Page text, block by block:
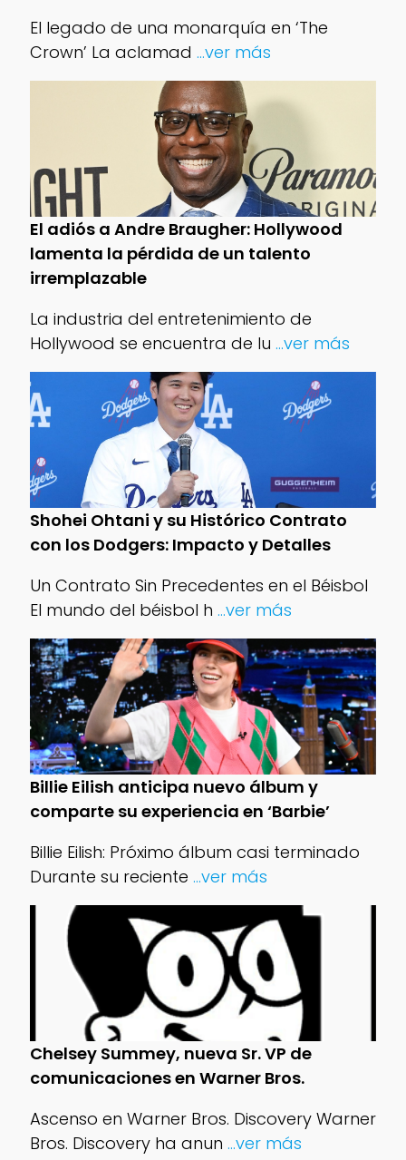
El legado de una monarquía en ‘The
Crown’ La aclamad ...ver más
El adiós a Andre Braugher: Hollywood
lamenta la pérdida de un talento
irremplazable
La industria del entretenimiento de
Hollywood se encuentra de lu ...ver más
Shohei Ohtani y su Histórico Contrato
con los Dodgers: Impacto y Detalles
Un Contrato Sin Precedentes en el Béisbol
El mundo del béisbol h ...ver más
Billie Eilish anticipa nuevo álbum y
comparte su experiencia en ‘Barbie’
Billie Eilish: Próximo álbum casi terminado
Durante su reciente ...ver más
Chelsey Summey, nueva Sr. VP de
comunicaciones en Warner Bros.
Ascenso en Warner Bros. Discovery Warner
Bros. Discovery ha anun ...ver más